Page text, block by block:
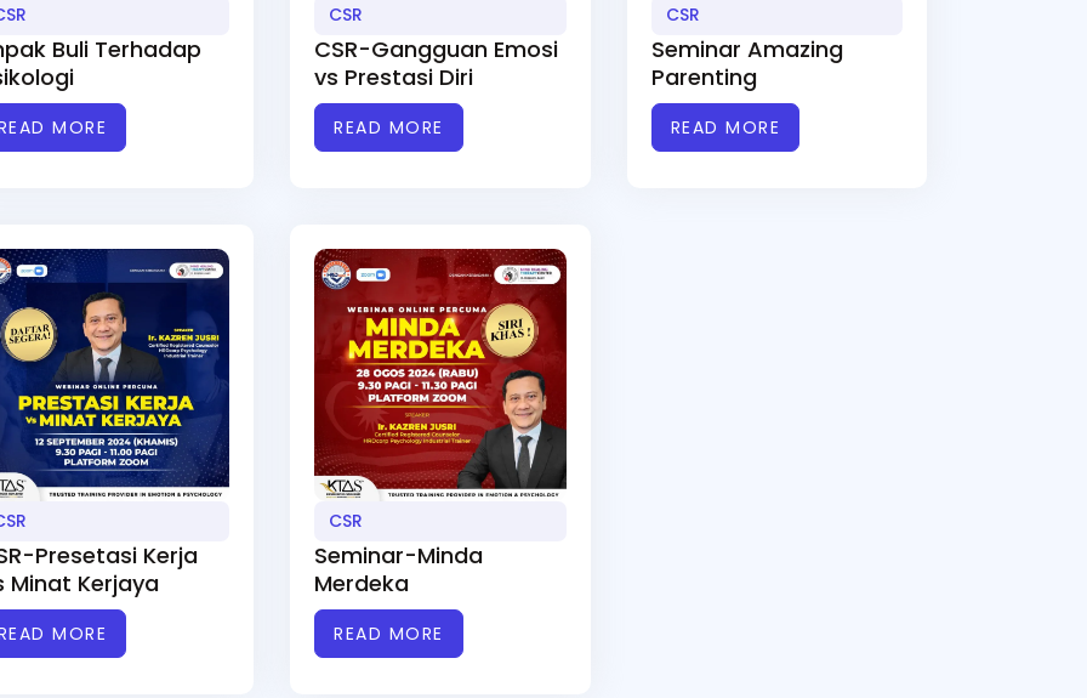
Buli Terhadap
MORE
CSR
CSR-Gangguan Emosi
vs Prestasi Diri
READ MORE
CSR
Seminar Amazing
Parenting
READ MORE
Presetasi Kerja
Minat Kerjaya
MORE
CSR
Seminar-Minda
Merdeka
READ MORE